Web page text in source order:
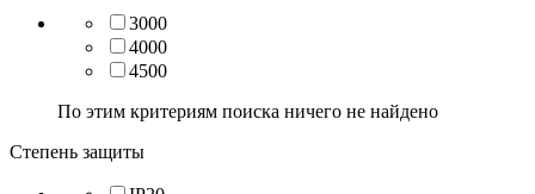
3000
4000
4500
По этим критериям поиска ничего не найдено
Степень защиты